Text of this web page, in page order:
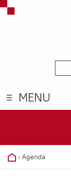
MENU
› Agenda